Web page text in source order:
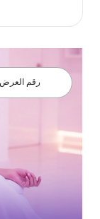
رقم العرض :